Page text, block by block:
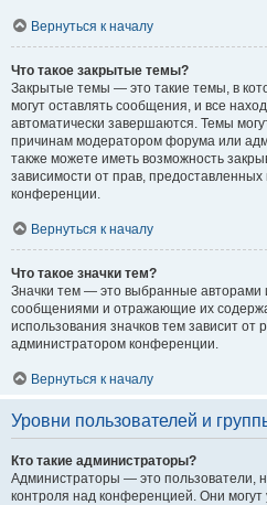
Вернуться к началу
Что такое закрытые темы?
Закрытые темы — это такие темы, в
могут оставлять сообщения, и все
автоматически завершаются. Темы
причинам модератором форума или
также можете иметь возможность
зависимости от прав,
конференции.
Вернуться к началу
Что такое значки тем?
Значки тем — это выбранные авторами
сообщениями и отражающие их
использования значков тем зависит
администратором конференции.
Вернуться к началу
Уровни пользователей и
Кто такие администраторы?
Администраторы — это пользователи,
контроля над конференцией. Они могут